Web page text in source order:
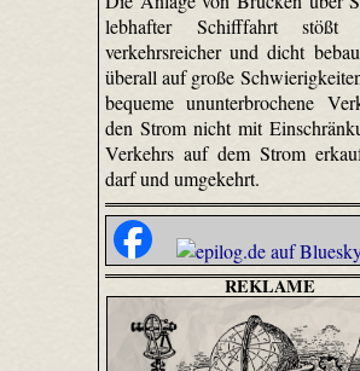
lebhafter Schifffahrt stößt
verkehrsreicher und dicht
überall auf große
bequeme ununterbrochene
den Strom nicht mit
Verkehrs auf dem Strom
darf und umgekehrt.
REKLAME